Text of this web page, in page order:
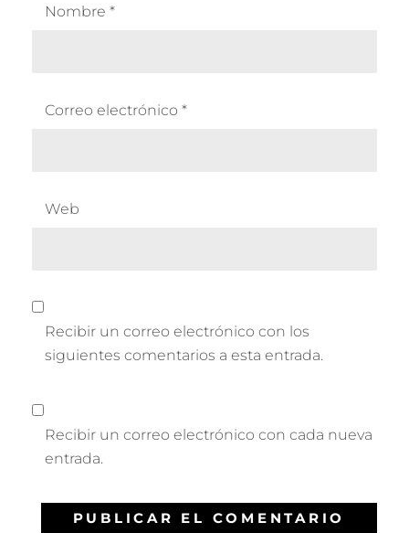
Nombre *
Correo electrónico *
Web
Recibir un correo electrónico con los
siguientes comentarios a esta entrada.
Recibir un correo electrónico con cada nueva
entrada.